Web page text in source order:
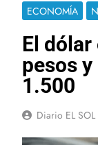
ECONOMÍA
El
pesos
1.500
Diario EL SOL